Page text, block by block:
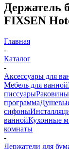
Держатель
FIXSEN
Главная
-
Каталог
-
Аксессуары для
Мебель для ванной
писсуарыРаковины
программа
сифоны
ваннойКухонные
комнаты
-
Держатели для